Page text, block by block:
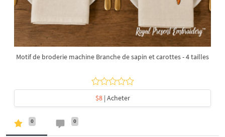
Motif de broderie machine Branche de sapin et carottes - 4 tailles
$8| Acheter
0 0